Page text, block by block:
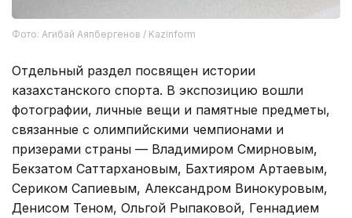
Фото: Агибай Аяпбергенов / Kazinform
Отдельный раздел посвящен истории
казахстанского спорта. В экспозицию вошли
фотографии, личные вещи и памятные предметы,
связанные с олимпийскими чемпионами и
призерами страны — Владимиром Смирновым,
Бекзатом Саттархановым, Бахтияром Артаевым,
Сериком Сапиевым, Александром Винокуровым,
Денисом Теном, Ольгой Рыпаковой, Геннадием